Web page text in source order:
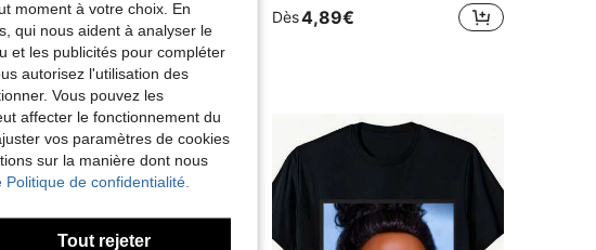
Entrepôt UE Aveloria Modichic Blouse élégante et sexy pour femme, col montant, bordeaux et marron chocolat, top en mousseline transparente pour l'automne, bureau, dîner et sortie nocturne, avec patte de boutonnage croisée et manches bouffantes
14,76€
Dès4,89€
moment à votre choix. En
qui nous aident à analyser le
et les publicités pour compléter
autorisez l'utilisation des
Vous pouvez les
affecter le fonctionnement du
vos paramètres de cookies
sur la manière dont nous
de confidentialité.
Tout rejeter